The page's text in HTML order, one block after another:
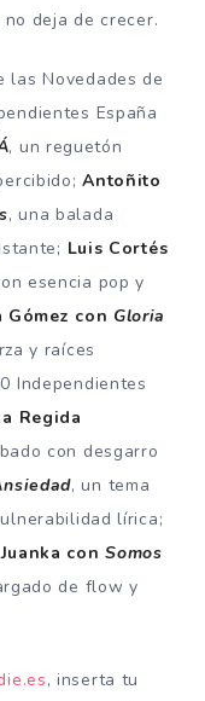
deja de crecer.
las Novedades de
España
, un reguetón
Antoñito
, una balada
Luis Cortés
esencia pop y
con Gloria
y raíces
Independientes
Regida
con desgarro
, un tema
lírica;
conSomos
de flow y
, inserta tu